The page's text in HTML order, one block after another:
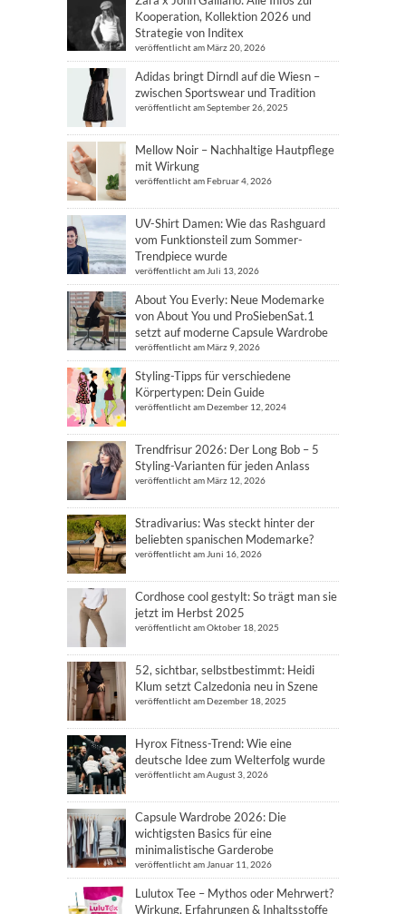
Kooperation, Kollektion 2026 und
Strategie von Inditex
veröffentlicht am März 20, 2026
Adidas bringt Dirndl auf die Wiesn –
zwischen Sportswear und Tradition
veröffentlicht am September 26, 2025
Mellow Noir – Nachhaltige Hautpflege
mit Wirkung
veröffentlicht am Februar 4, 2026
UV-Shirt Damen: Wie das Rashguard
vom Funktionsteil zum Sommer-
Trendpiece wurde
veröffentlicht am Juli 13, 2026
About You Everly: Neue Modemarke
von About You und ProSiebenSat.1
setzt auf moderne Capsule Wardrobe
veröffentlicht am März 9, 2026
Styling-Tipps für verschiedene
Körpertypen: Dein Guide
veröffentlicht am Dezember 12, 2024
Trendfrisur 2026: Der Long Bob – 5
Styling-Varianten für jeden Anlass
veröffentlicht am März 12, 2026
Stradivarius: Was steckt hinter der
beliebten spanischen Modemarke?
veröffentlicht am Juni 16, 2026
Cordhose cool gestylt: So trägt man sie
jetzt im Herbst 2025
veröffentlicht am Oktober 18, 2025
52, sichtbar, selbstbestimmt: Heidi
Klum setzt Calzedonia neu in Szene
veröffentlicht am Dezember 18, 2025
Hyrox Fitness-Trend: Wie eine
deutsche Idee zum Welterfolg wurde
veröffentlicht am August 3, 2026
Capsule Wardrobe 2026: Die
wichtigsten Basics für eine
minimalistische Garderobe
veröffentlicht am Januar 11, 2026
Lulutox Tee – Mythos oder Mehrwert?
Wirkung, Erfahrungen & Inhaltsstoffe